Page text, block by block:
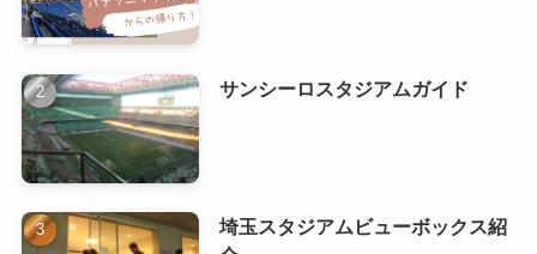
サンシーロスタジアムガイド
埼玉スタジアムビューボックス紹